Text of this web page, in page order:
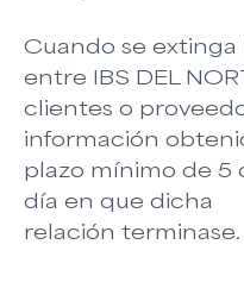
Cuando se
entre IBS DEL
clientes o
información
plazo mínimo de 5
día en que dicha
relación terminase.